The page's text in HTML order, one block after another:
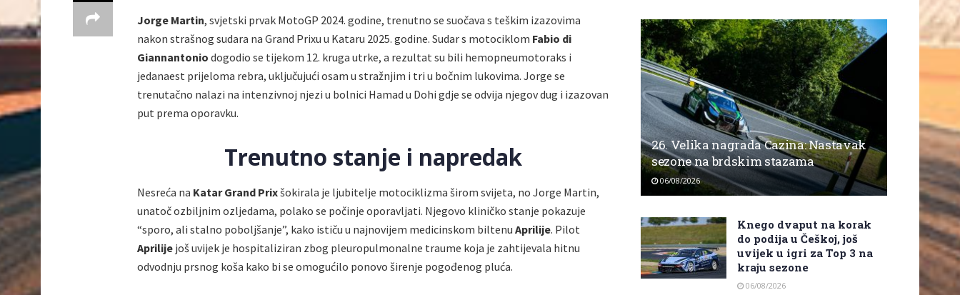
Jorge Martin, svjetski prvak MotoGP 2024. godine, trenutno se suočava s teškim izazovima
nakon strašnog sudara na Grand Prixu u Kataru 2025. godine. Sudar s motociklom Fabio di
Giannantonio dogodio se tijekom 12. kruga utrke, a rezultat su bili hemopneumotoraks i
jedanaest prijeloma rebra, uključujući osam u stražnjim i tri u bočnim lukovima. Jorge se
trenutačno nalazi na intenzivnoj njezi u bolnici Hamad u Dohi gdje se odvija njegov dug i izazovan
put prema oporavku.
Trenutno stanje i napredak
Nesreća na Katar Grand Prixšokirala je ljubitelje motociklizma širom svijeta, no Jorge Martin,
unatoč ozbiljnim ozljedama, polako se počinje oporavljati. Njegovo kliničko stanje pokazuje
“sporo, ali stalno poboljšanje”, kako ističu u najnovijem medicinskom biltenu Aprilije. Pilot
Aprilije još uvijek je hospitaliziran zbog pleuropulmonalne traume koja je zahtijevala hitnu
odvodnju prsnog koša kako bi se omogućilo ponovo širenje pogođenog pluća.
26. Velika nagrada Cazina: Nastavak
sezone na brdskim stazama
06/08/2026
Knego dvaput na korak
do podija u Češkoj, još
uvijek u igri za Top 3 na
kraju sezone
06/08/2026